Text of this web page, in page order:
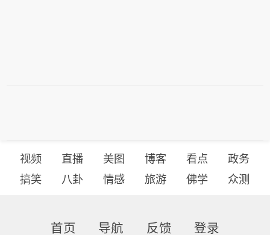
视频 直播 美图 博客 看点
政务
搞笑
八卦 情感 旅游 佛学 众测
首页 导航 反馈 登录